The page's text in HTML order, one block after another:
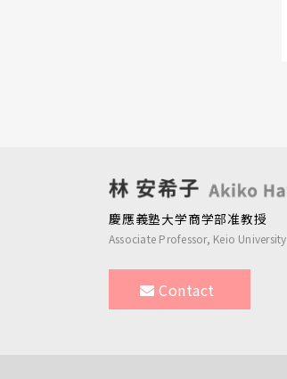
慶應義塾大学商学部准教授
Associate Professor, Keio University
Contact